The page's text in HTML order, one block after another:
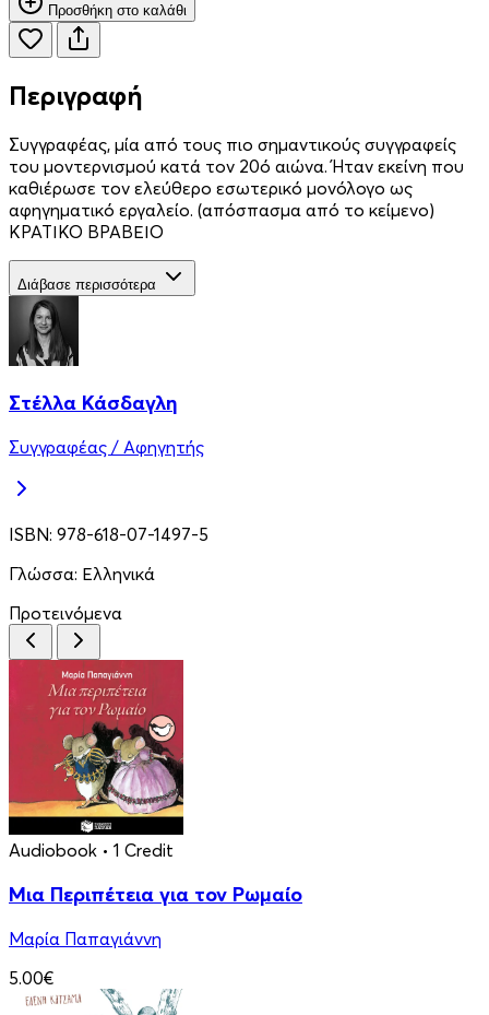
Προσθήκη στο καλάθι
Περιγραφή
Συγγραφέας, μία από τους πιο σημαντικούς συγγραφείς
του μοντερνισμού κατά τον 20ό αιώνα. Ήταν εκείνη που
καθιέρωσε τον ελεύθερο εσωτερικό μονόλογο ως
αφηγηματικό εργαλείο. (απόσπασμα από το κείμενο)
ΚΡΑΤΙΚΟ ΒΡΑΒΕΙΟ
Διάβασε περισσότερα
Στέλλα Κάσδαγλη
Συγγραφέας / Αφηγητής
ISBN: 978-618-07-1497-5
Γλώσσα: Ελληνικά
Προτεινόμενα
Audiobook • 1 Credit
Μια Περιπέτεια για τον Ρωμαίο
Μαρία Παπαγιάννη
5.00€